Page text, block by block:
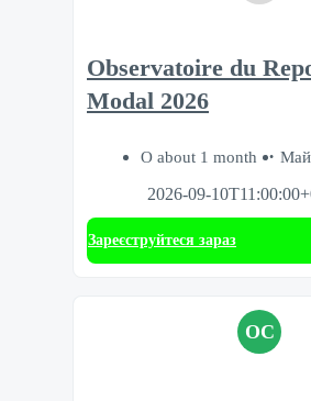
Observatoire du
Modal 2026
О about 1 month
2026-09-
Зареєструйтеся зараз
OC